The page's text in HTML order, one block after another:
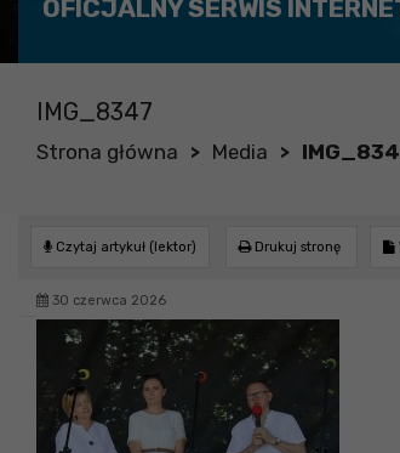
OFICJALNY SERWIS
IMG_8347
Strona główna > Media >
Czytaj artykuł (lektor) Drukuj stronę
30 czerwca 2026